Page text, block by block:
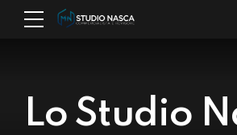
Lo Studio